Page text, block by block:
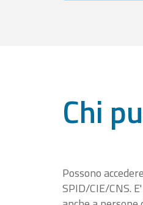
Chi
Possono
SPID/CIE/CNS.